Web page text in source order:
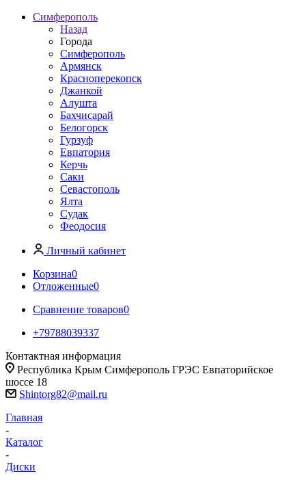
Симферополь
Назад
Города
Симферополь
Армянск
Красноперекопск
Джанкой
Алушта
Бахчисарай
Белогорск
Гурзуф
Евпатория
Керчь
Саки
Севастополь
Ялта
Судак
Феодосия
Личный кабинет
Корзина0
Отложенные0
Сравнение товаров0
+79788039337
Контактная информация
Республика Крым Симферополь ГРЭС Евпаторийское
шоссе 18
Shintorg82@mail.ru
Главная
-
Каталог
-
Диски